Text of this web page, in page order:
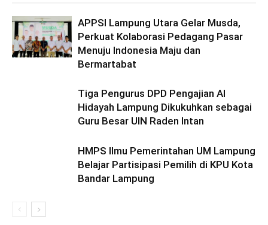
APPSI Lampung Utara Gelar Musda,
Perkuat Kolaborasi Pedagang Pasar
Menuju Indonesia Maju dan
Bermartabat
Tiga Pengurus DPD Pengajian Al
Hidayah Lampung Dikukuhkan sebagai
Guru Besar UIN Raden Intan
HMPS Ilmu Pemerintahan UM Lampung
Belajar Partisipasi Pemilih di KPU Kota
Bandar Lampung